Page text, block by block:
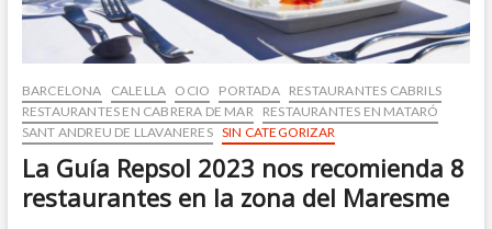
BARCELONA CALELLA OCIO PORTADA
RESTAURANTES CABRILS
RESTAURANTES EN CABRERA DE MAR
RESTAURANTES EN MATARÓ
SANT ANDREU DE LLAVANERES SIN CATEGORIZAR
La Guía Repsol 2023 nos recomienda 8
restaurantes en la zona del Maresme